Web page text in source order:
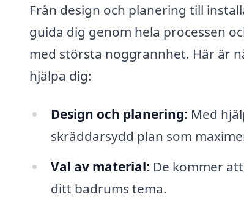
Från design och planering till
guida dig genom hela processen
med största noggrannhet. Här är
hjälpa dig:
Design och planering: Med
skräddarsydd plan som
Val av material: De kommer
ditt badrums tema.